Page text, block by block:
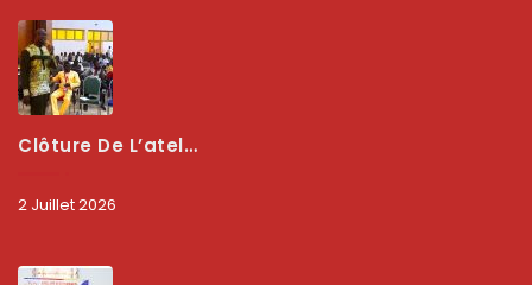
Clôture De L’atelier National : L’ARCEP Et Les Collectivités Territoriales Consolident Leur Partenariat Pour Booster La Qualité Des Services Numériques
2 Juillet 2026